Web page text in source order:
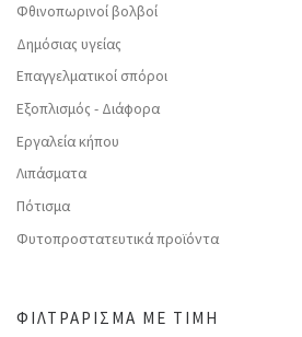
Φθινοπωρινοί βολβοί
Δημόσιας υγείας
Επαγγελματικοί σπόροι
Εξοπλισμός - Διάφορα
Εργαλεία κήπου
Λιπάσματα
Πότισμα
Φυτοπροστατευτικά προϊόντα
ΦΙΛΤΡΆΡΙΣΜΑ ΜΕ ΤΙΜΉ